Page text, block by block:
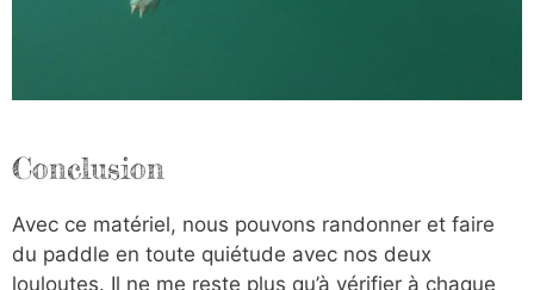
Conclusion
Avec ce matériel, nous pouvons randonner et faire
du paddle en toute quiétude avec nos deux
louloutes. Il ne me reste plus qu’à vérifier à chaque